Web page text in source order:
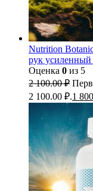
Nutrition
рук усиленный
Оценка 0 из 5
2 100.00₽
2 100.00 ₽.1